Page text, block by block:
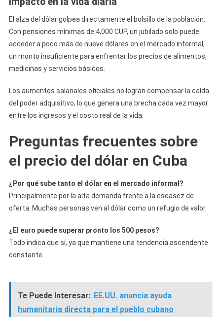
El alza del dólar golpea directamente el bolsillo de la población.
Con pensiones mínimas de 4,000 CUP, un jubilado solo puede
acceder a poco más de nueve dólares en el mercado informal,
un monto insuficiente para enfrentar los precios de alimentos,
medicinas y servicios básicos.
Los aumentos salariales oficiales no logran compensar la caída
del poder adquisitivo, lo que genera una brecha cada vez mayor
entre los ingresos y el costo real de la vida.
Preguntas frecuentes sobre
el precio del dólar en Cuba
¿Por qué sube tanto el dólar en el mercado informal?
Principalmente por la alta demanda frente a la escasez de
oferta. Muchas personas ven al dólar como un refugio de valor.
¿El euro puede superar pronto los 500 pesos?
Todo indica que sí, ya que mantiene una tendencia ascendente
constante.
Te Puede Interesar: EE.UU. anuncia ayuda
humanitaria directa para el pueblo cubano